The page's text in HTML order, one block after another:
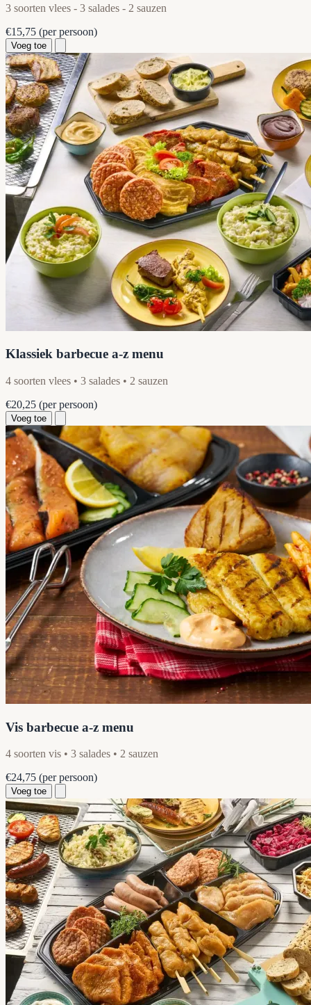
3 soorten vlees - 3 salades - 2 sauzen
€15,75 (per persoon)
Voeg toe
Klassiek barbecue a-z menu
4 soorten vlees • 3 salades • 2 sauzen
€20,25 (per persoon)
Voeg toe
Vis barbecue a-z menu
4 soorten vis • 3 salades • 2 sauzen
€24,75 (per persoon)
Voeg toe